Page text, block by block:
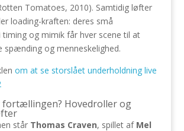
Tomatoes, 2010). Samtidig løfter
loading-kraften: deres små
timing og mimik får hver scene til at
spænding og menneskelighed.
om at se storslået underholdning live
Hovedroller og
står Thomas Craven, spillet af Mel